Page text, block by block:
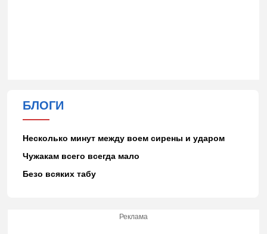
БЛОГИ
Несколько минут между воем сирены и ударом
Чужакам всего всегда мало
Безо всяких табу
Реклама